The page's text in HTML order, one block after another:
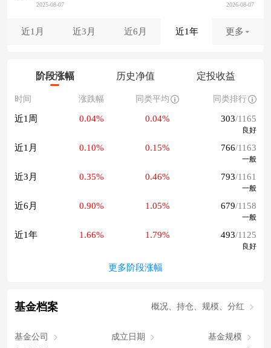
近1月 近3月 近6月 近1年 更多
阶段涨幅 历史净值 定投收益
时间 涨跌幅 同类平均 同类排行
近1周 0.04% 0.04% 303/1165
良好
近1月 0.10% 0.15% 766/1163
一般
近3月 0.35% 0.46% 793/1161
一般
近6月 0.90% 1.05% 679/1158
一般
近1年 1.66% 1.79% 493/1125
良好
更多阶段涨幅
基金档案 概况、持仓、规模、分红
基金公司 成立日期 基金规模